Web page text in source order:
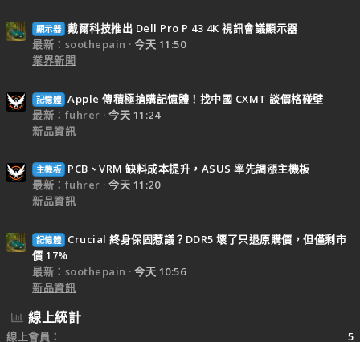
顯示器 戴爾科技推出 Dell Pro P 43 4K 視訊會議顯示器
最新：soothepain
今天 11:50
業界新聞
記憶體 Apple 傳積極搶購記憶體！找中國 CXMT 談價格碰壁
最新：fuhrer
今天 11:24
新品資訊
主機板
PCB、VRM 缺料成本提升，ASUS 率先調漲主機板
最新：fuhrer
今天 11:20
新品資訊
記憶體
Crucial 終身保固惹議？DDR5 壞了只退原購價，但僅剩市
價 17%
最新：soothepain
今天 10:56
新品資訊
線上統計
線上會員 5